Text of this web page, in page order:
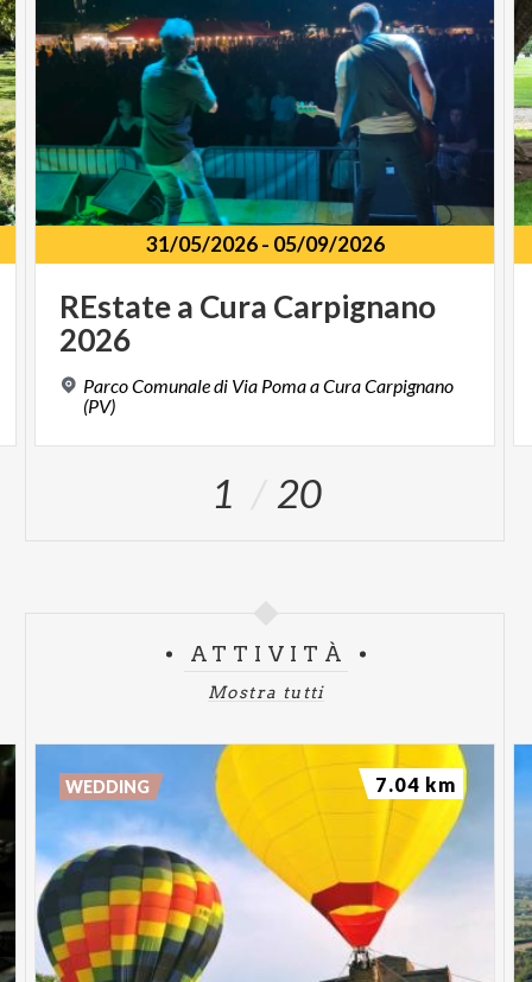
31/05/2026- 05/09/2026
REstatea Cura Carpignano
2026
Parco Comunale di Via Poma a Cura Carpignano
(PV)
1 20
ATTIVITÀ
Mostra tutti
WEDDING 7.04 km